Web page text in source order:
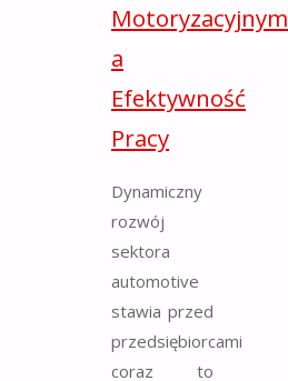
Motoryzacyjnym
a
Efektywność
Pracy
Dynamiczny
rozwój
sektora
automotive
stawia przed
przedsiębiorcami
coraz to